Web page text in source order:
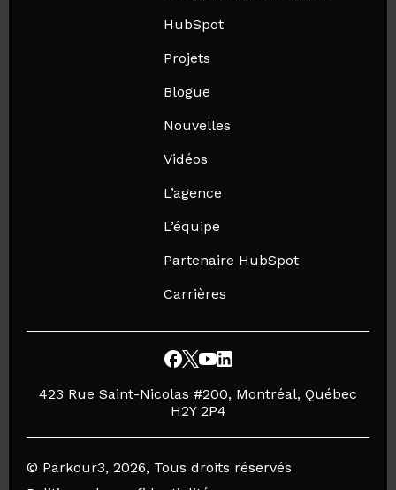
HubSpot
Projets
Blogue
Nouvelles
Vidéos
L’agence
L’équipe
Partenaire HubSpot
Carrières
423 Rue Saint-Nicolas #200, Montréal, Québec
H2Y 2P4
© Parkour3, 2026, Tous droits réservés